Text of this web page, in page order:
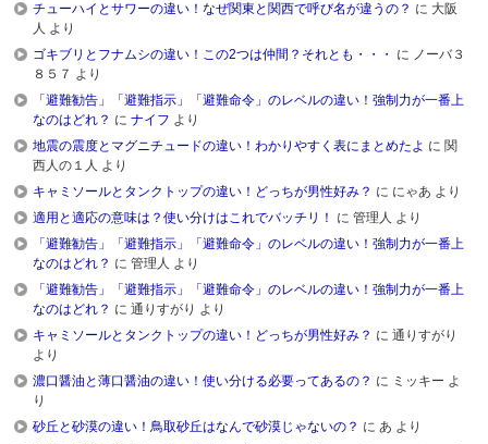
チューハイとサワーの違い！なぜ関東と関西で呼び名が違うの？ に 大阪
人 より
ゴキブリとフナムシの違い！この2つは仲間？それとも・・・
に ノーバ３
８５７ より
「避難勧告」「避難指示」「避難命令」のレベルの違い！強制力が一番上
なのはどれ？ にナイフ より
地震の震度とマグニチュードの違い！わかりやすく表にまとめたよ に 関
西人の１人 より
キャミソールとタンクトップの違い！どっちが男性好み？ に にゃあ より
適用と適応の意味は？使い分けはこれでバッチリ！
に管理人 より
「避難勧告」「避難指示」「避難命令」のレベルの違い！強制力が一番上
なのはどれ？ に管理人 より
「避難勧告」「避難指示」「避難命令」のレベルの違い！強制力が一番上
なのはどれ？ に通りすがり より
キャミソールとタンクトップの違い！どっちが男性好み？ に通りすがり
より
濃口醤油と薄口醤油の違い！使い分ける必要ってあるの？ に ミッキー よ
り
砂丘と砂漠の違い！鳥取砂丘はなんで砂漠じゃないの？ にあ より